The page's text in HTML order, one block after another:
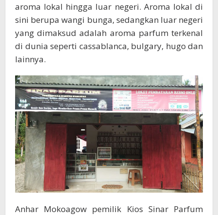
aroma lokal hingga luar negeri. Aroma lokal di
sini berupa wangi bunga, sedangkan luar negeri
yang dimaksud adalah aroma parfum terkenal
di dunia seperti cassablanca, bulgary, hugo dan
lainnya.
Anhar Mokoagow pemilik Kios Sinar Parfum